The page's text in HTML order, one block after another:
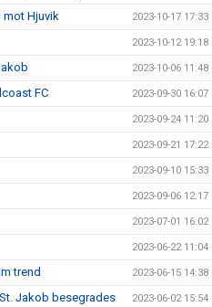
mot Hjuvik 2023-10-17 17:33
2023-10-12 19:18
2023-10-06 11:48
FC 2023-09-30 16:07
2023-09-24 11:20
2023-09-21 17:22
2023-09-10 15:33
2023-09-06 12:17
2023-07-01 16:02
2023-06-22 11:04
trend 2023-06-15 14:38
Jakob besegrades 2023-06-02 15:54